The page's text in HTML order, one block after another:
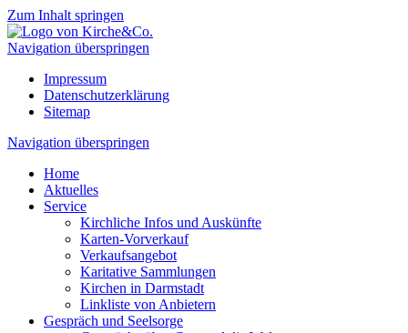
Zum Inhalt springen
Navigation überspringen
Impressum
Datenschutzerklärung
Sitemap
Navigation überspringen
Home
Aktuelles
Service
Kirchliche Infos und Auskünfte
Karten-Vorverkauf
Verkaufsangebot
Karitative Sammlungen
Kirchen in Darmstadt
Linkliste von Anbietern
Gespräch und Seelsorge